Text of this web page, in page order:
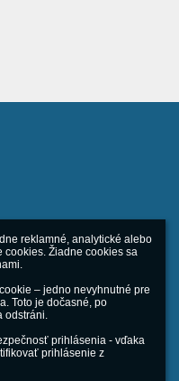
reklamné, analytické alebo
cookies. Žiadne cookies sa
– jedno nevyhnutné pre
Toto je dočasné, po
odstráni.
prihlásenia - vďaka
prihlásenie z